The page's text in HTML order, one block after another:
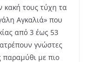
τους τύχη τα
Αγκαλιά» που
από 3 έως 53
γνώστες
παραμύθι με πιο